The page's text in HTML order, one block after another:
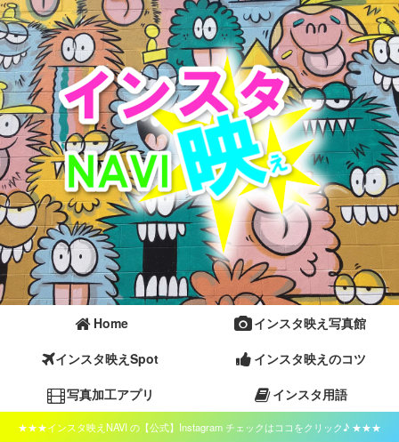
Home
インスタ映え写真館
インスタ映えSpot
インスタ映えのコツ
写真加工アプリ
インスタ用語
★★★インスタ映えNAVI の【公式】Instagram チェックはココをクリック♪ ★★★